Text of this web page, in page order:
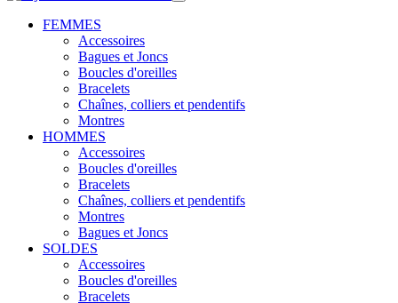
FEMMES
Accessoires
Bagues et Joncs
Boucles d'oreilles
Bracelets
Chaînes, colliers et pendentifs
Montres
HOMMES
Accessoires
Boucles d'oreilles
Bracelets
Chaînes, colliers et pendentifs
Montres
Bagues et Joncs
SOLDES
Accessoires
Boucles d'oreilles
Bracelets